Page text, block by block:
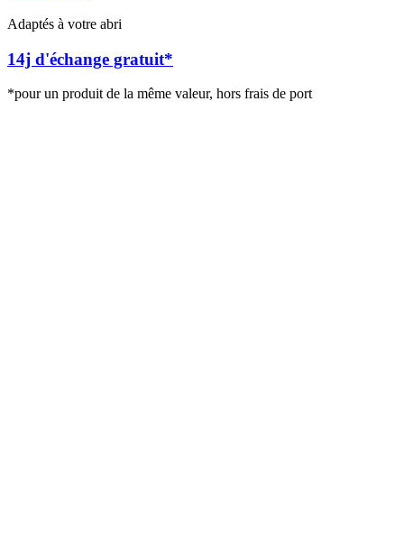
Adaptés à votre abri
14j d'échange gratuit*
*pour un produit de la même valeur, hors frais de port